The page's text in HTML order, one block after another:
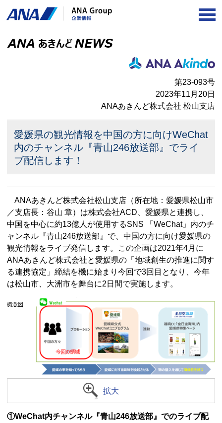
第23-093号
2023年11月20日
ANAあきんど株式会社 松山支店
愛媛県の観光情報を中国の方に向けWeChat
内のチャンネル 『青山246放送部』でライ
ブ配信します！
ANAあきんど株式会社松山支店（所在地：愛媛県松山市
／支店長：谷山 章）は株式会社ACD、愛媛県と連携し、
中国を中心に約13億人が使用するSNS 「WeChat」内のチ
ャンネル『青山246放送部』で、中国の方に向け愛媛県の
観光情報をライブ発信します。この企画は2021年4月に
ANAあきんど株式会社と愛媛県の「地域創生の推進に関す
る連携協定」締結を機に始まり今回で3回目となり、今年
は松山市、大洲市を舞台に2日間で実施します。
拡大
①WeChat内チャンネル『青山246放送部』でのライブ配